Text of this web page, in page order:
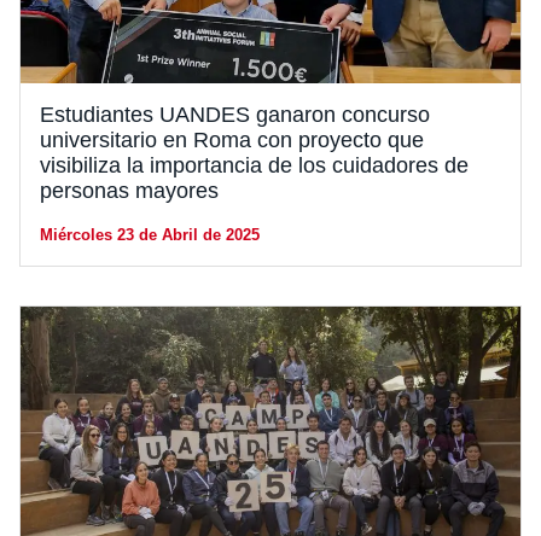
Estudiantes UANDES ganaron concurso
universitario en Roma con proyecto que
visibiliza la importancia de los cuidadores de
personas mayores
Miércoles 23 de Abril de 2025